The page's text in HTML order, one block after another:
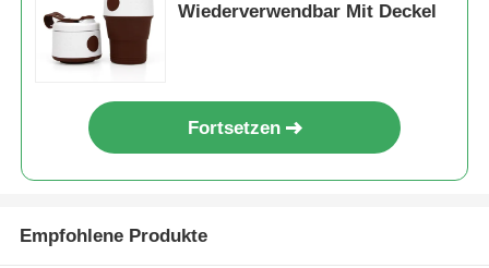
Wiederverwendbar Mit Deckel
Fortsetzen
Empfohlene Produkte